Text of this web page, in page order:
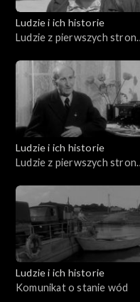
Ludzie i ich historie
Ludzie z pierwszych stron
Ludzie i ich historie
Ludzie z pierwszych stron
Ludzie i ich historie
Komunikat o stanie wód